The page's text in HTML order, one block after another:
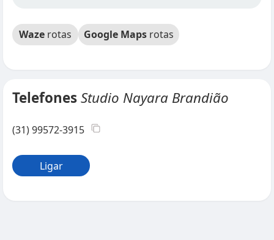
Waze rotas Google Maps rotas
TelefonesStudio Nayara Brandião
(31) 99572-3915
Ligar